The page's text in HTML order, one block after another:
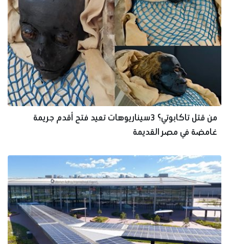
من قتل تاكابوتي؟ 3سيناريوهات تعيد فتح أقدم جريمة
غامضة في مصر القديمة